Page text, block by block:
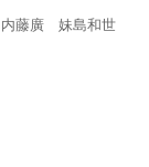
藤廣 妹島和世